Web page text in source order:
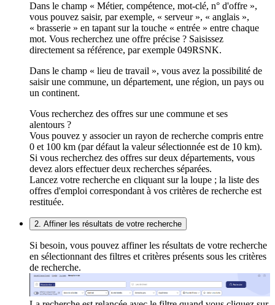
Dans le champ « Métier, compétence, mot-clé, n° d'offre »,
vous pouvez saisir, par exemple, « serveur », « anglais »,
« brasserie » en tapant sur la touche « entrée » entre chaque
mot. Vous recherchez une offre précise ? Saisissez
directement sa référence, par exemple 049RSNK.
Dans le champ « lieu de travail », vous avez la possibilité de
saisir une commune, un département, une région, un pays ou
un continent.
Vous recherchez des offres sur une commune et ses
alentours ?
Vous pouvez y associer un rayon de recherche compris entre
0 et 100 km (par défaut la valeur sélectionnée est de 10 km).
Si vous recherchez des offres sur deux départements, vous
devez alors effectuer deux recherches séparées.
Lancez votre recherche en cliquant sur la loupe ; la liste des
offres d'emploi correspondant à vos critères de recherche est
restituée.
2. Affiner les résultats de votre recherche
Si besoin, vous pouvez affiner les résultats de votre recherche
en sélectionnant des filtres et critères présents sous les critères
de recherche.